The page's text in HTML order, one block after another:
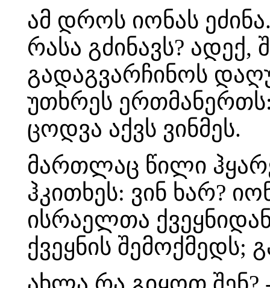
ამ დროს იონას
რასა გძინავს? ადექ,
გადაგვარჩინოს
უთხრეს
ცოდვა აქვს ვინმეს.
მართლაც წილი
ჰკითხეს: ვინ ხარ?
ისრაელთა
ქვეყნის შემოქმედს;